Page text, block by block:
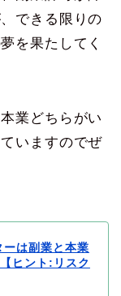
できる限りの
を果たしてく
業どちらがい
いますのでぜ
ーは副業と本業
ヒント:リスク